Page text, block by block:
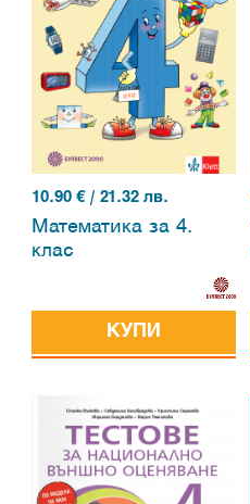
10.90 € / 21.32 лв.
Математика за 4.
клас
КУПИ